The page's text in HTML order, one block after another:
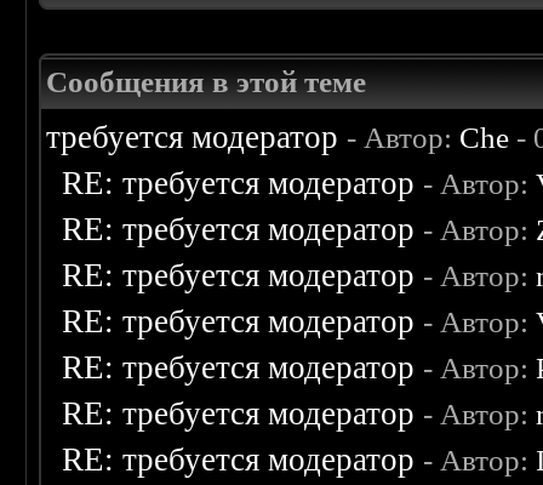
Сообщения в этой теме
требуется модератор - Автор: Che -
RE: требуется модератор - Автор:
RE: требуется модератор - Автор:
RE: требуется модератор - Автор:
RE: требуется модератор - Автор:
RE: требуется модератор - Автор:
RE: требуется модератор - Автор:
RE: требуется модератор - Автор: